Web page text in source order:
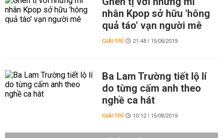
nhân Kpop sở hữu 'hông
quả táo' vạn người mê
GIẢI TRÍ 21:48 | 15/06/2019
Ba Lam Trường tiết lộ lí
do từng cấm anh theo
nghề ca hát
GIẢI TRÍ 10:12 | 15/06/2019